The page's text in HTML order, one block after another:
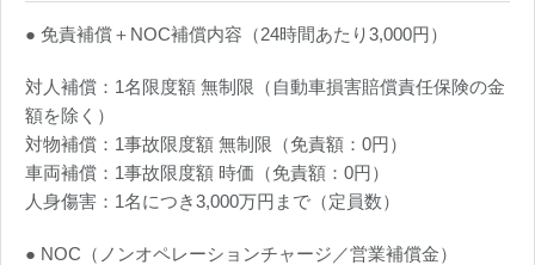
● 免責補償＋NOC補償内容（24時間あたり3,000円）
対人補償：1名限度額 無制限（自動車損害賠償責任保険の金
額を除く）
対物補償：1事故限度額 無制限（免責額：0円）
車両補償：1事故限度額 時価（免責額：0円）
人身傷害：1名につき3,000万円まで（定員数）
● NOC（ノンオペレーションチャージ／営業補償金）